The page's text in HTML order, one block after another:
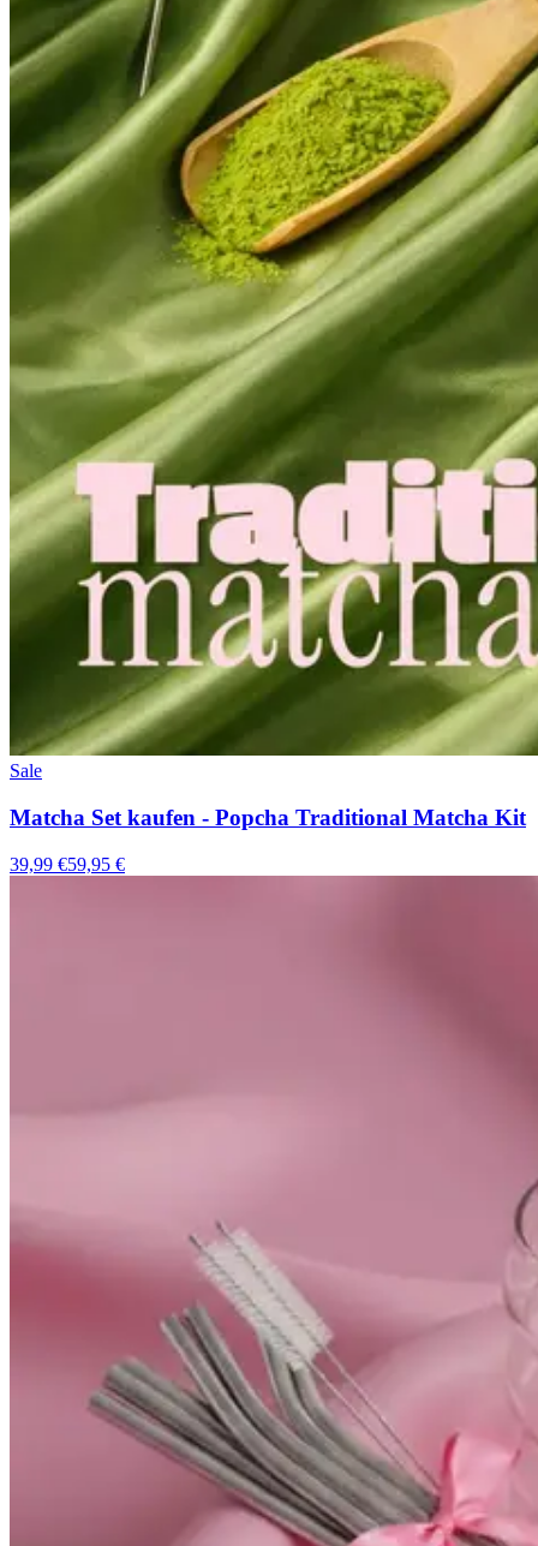
Sale
Matcha Set kaufen - Popcha Traditional Matcha Kit
39,99 €59,95 €